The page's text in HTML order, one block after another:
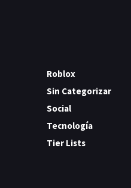
Roblox
Sin Categorizar
Social
Tecnología
Tier Lists